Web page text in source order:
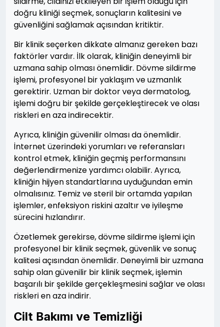
doğru kliniği seçmek, sonuçların kalitesini ve
güvenliğini sağlamak açısından kritiktir.
Bir klinik seçerken dikkate almanız gereken bazı
faktörler vardır. İlk olarak, kliniğin deneyimli bir
uzmana sahip olması önemlidir. Dövme sildirme
işlemi, profesyonel bir yaklaşım ve uzmanlık
gerektirir. Uzman bir doktor veya dermatolog,
işlemi doğru bir şekilde gerçekleştirecek ve olası
riskleri en aza indirecektir.
Ayrıca, kliniğin güvenilir olması da önemlidir.
İnternet üzerindeki yorumları ve referansları
kontrol etmek, kliniğin geçmiş performansını
değerlendirmenize yardımcı olabilir. Ayrıca,
kliniğin hijyen standartlarına uyduğundan emin
olmalısınız. Temiz ve steril bir ortamda yapılan
işlemler, enfeksiyon riskini azaltır ve iyileşme
sürecini hızlandırır.
Özetlemek gerekirse, dövme sildirme işlemi için
profesyonel bir klinik seçmek, güvenlik ve sonuç
kalitesi açısından önemlidir. Deneyimli bir uzmana
sahip olan güvenilir bir klinik seçmek, işlemin
başarılı bir şekilde gerçekleşmesini sağlar ve olası
riskleri en aza indirir.
Cilt Bakımı ve Temizliği